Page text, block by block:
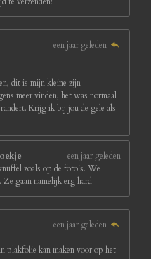
een jaar geleden
dit is mijn kleine zijn
meer vinden, het was normaal
Krijg ik bij jou de gele als
een jaar geleden
zoals op de foto's. We
Ze gaan namelijk erg hard
een jaar geleden
plakfolie kan maken voor op het